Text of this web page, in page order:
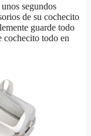
segundos
de su cochecito
guarde todo
cochecito todo en